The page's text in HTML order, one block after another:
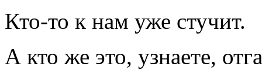
Кто-то к нам уже стучит.
А кто же это, узнаете,